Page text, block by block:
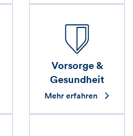
Vorsorge &
Gesundheit
Mehr erfahren